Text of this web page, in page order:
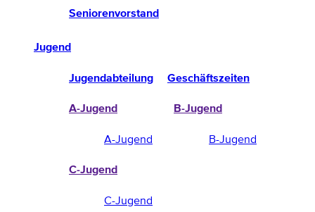
Seniorenvorstand
Jugend
Jugendabteilung Geschäftszeiten
A-Jugend
A-Jugend
B-Jugend
B-Jugend
C-Jugend
C-Jugend